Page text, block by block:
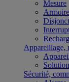
Mesure
Appareillage,
Sécurité,